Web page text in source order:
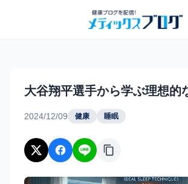
大谷翔平選手から学ぶ理想的
2024/12/09 健康 睡眠